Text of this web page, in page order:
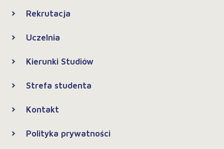
Rekrutacja
Uczelnia
Kierunki Studiów
Strefa studenta
Kontakt
Polityka prywatności